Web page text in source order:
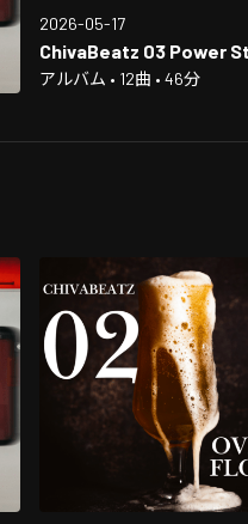
2026-05-17
ChivaBeatz 03 Power
アルバム • 12曲 • 46分